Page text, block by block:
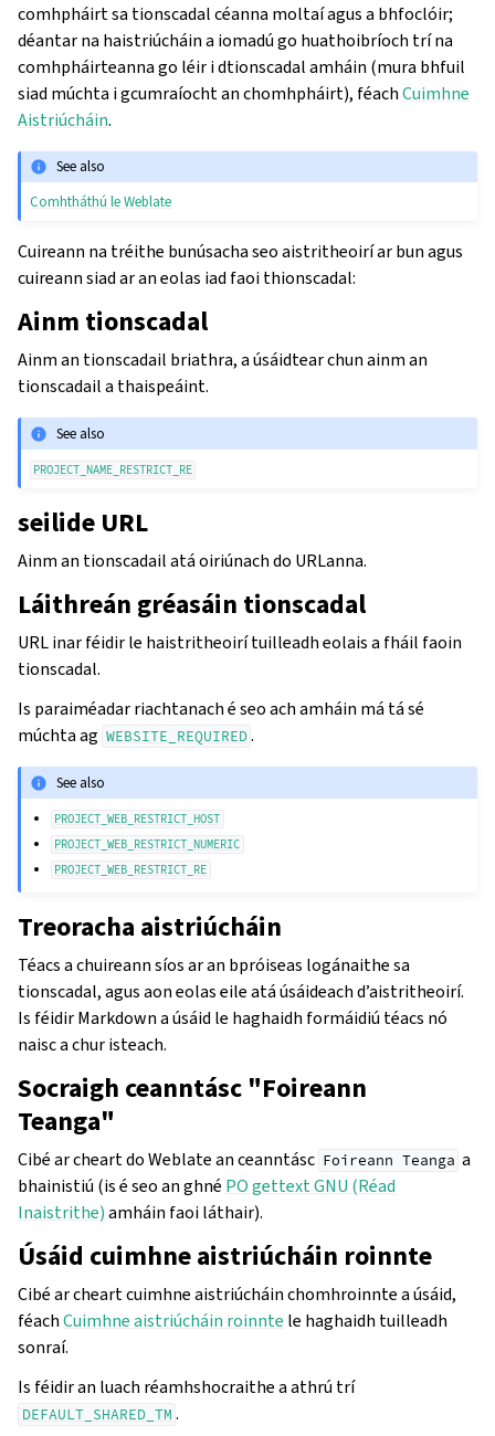
comhpháirt sa tionscadal céanna moltaí agus a bhfoclóir;
déantar na haistriúcháin a iomadú go huathoibríoch trí na
comhpháirteanna go léir i dtionscadal amháin (mura bhfuil
siad múchta i gcumraíocht an chomhpháirt), féachCuimhne
Aistriúcháin.
See also
Comhtháthú le Weblate
Cuireann na tréithe bunúsacha seo aistritheoirí ar bun agus
cuireann siad ar an eolas iad faoi thionscadal:
Ainm tionscadal
Ainm an tionscadail briathra, a úsáidtear chun ainm an
tionscadail a thaispeáint.
See also
PROJECT_NAME_RESTRICT_RE
seilide URL
Ainm an tionscadail atá oiriúnach do URLanna.
Láithreán gréasáin tionscadal
URL inar féidir le haistritheoirí tuilleadh eolais a fháil faoin
tionscadal.
Is paraiméadar riachtanach é seo ach amháin má tá sé
múchta ag WEBSITE_REQUIRED .
See also
PROJECT_WEB_RESTRICT_HOST
PROJECT_WEB_RESTRICT_NUMERIC
PROJECT_WEB_RESTRICT_RE
Treoracha aistriúcháin
Téacs a chuireann síos ar an bpróiseas logánaithe sa
tionscadal, agus aon eolas eile atá úsáideach d’aistritheoirí.
Is féidir Markdown a úsáid le haghaidh formáidiú téacs nó
naisc a chur isteach.
Socraigh ceanntásc "Foireann
Teanga"
Cibé ar cheart do Weblate an ceanntásc Foireann Teanga a
bhainistiú (is é seo an ghné PO gettext GNU (Réad
Inaistrithe)amháin faoi láthair).
Úsáid cuimhne aistriúcháin roinnte
Cibé ar cheart cuimhne aistriúcháin chomhroinnte a úsáid,
féachCuimhne aistriúcháin roinnte le haghaidh tuilleadh
sonraí.
Is féidir an luach réamhshocraithe a athrú trí
DEFAULT_SHARED_TM .